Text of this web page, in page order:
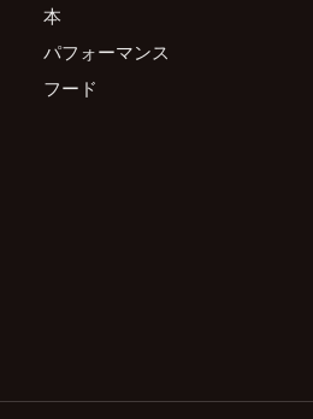
本
パフォーマンス
フード